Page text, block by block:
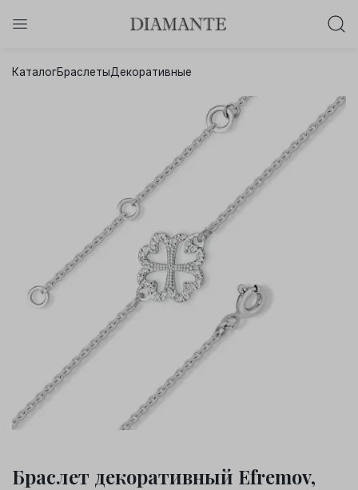
Осталось:
минут : 0
секунд
КаталогБраслетыДекоративные
Браслет декоративный Efremov,